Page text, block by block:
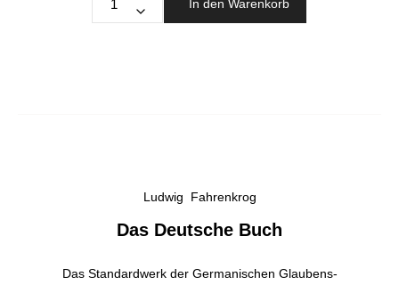
In den Warenkorb
Ludwig Fahrenkrog
Das Deutsche Buch
Das Standardwerk der Germanischen Glaubens-